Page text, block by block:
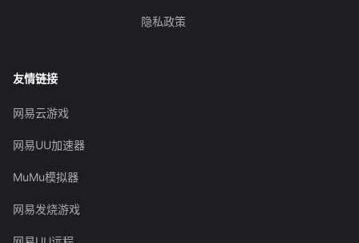
隐私政策
友情链接
网易云游戏
网易UU加速器
MuMu模拟器
网易发烧游戏